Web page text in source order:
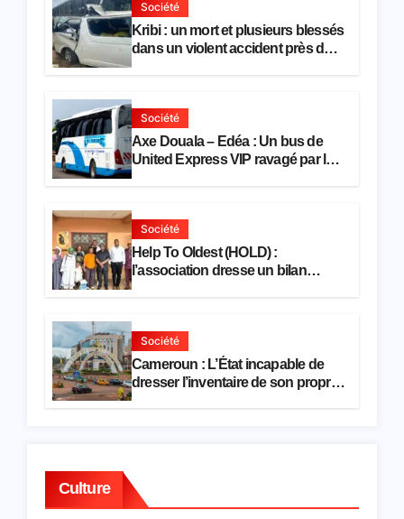
Société
Kribi : un mort et plusieurs blessés
dans un violent accident près du
Société
Axe Douala – Edéa : Un bus de
United Express VIP ravagé par les
Société
Help To Oldest (HOLD) :
l’association dresse un bilan
Société
Cameroun : L’État incapable de
dresser l’inventaire de son propre
Culture